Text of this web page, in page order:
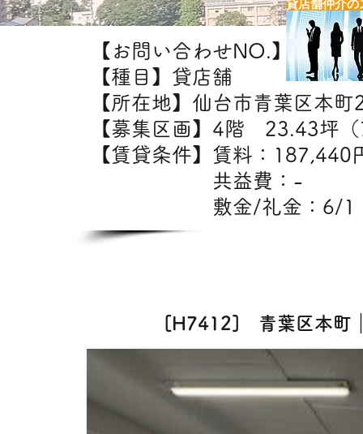
【お問い合わせNO.】H7412
【種目】貸店舗
【所在地】仙台市青葉区本町
【募集区画】4階 23.43坪
【賃貸条件】賃料：
共益費
敷金/礼金：6/1
[H7412] 青葉区本町
貸店舗仲介の